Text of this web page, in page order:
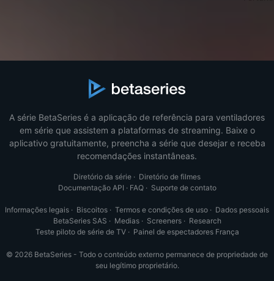
A série BetaSeries é a aplicação de referência para ventiladores
em série que assistem a plataformas de streaming. Baixe o
aplicativo gratuitamente, preencha a série que desejar e receba
recomendações instantâneas.
Diretório da série · Diretório de filmes
Documentação API · FAQ· Suporte de contato
Informações legais · Biscoitos · Termos e condições de uso · Dados pessoais
BetaSeries SAS · Medias· Screeners· Research
Teste piloto de série de TV· Painel de espectadores França
© 2026 BetaSeries - Todo o conteúdo externo permanece de propriedade de
seu legítimo proprietário.